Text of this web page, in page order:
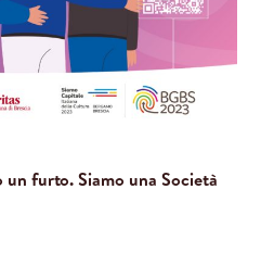
furto. Siamo una Società